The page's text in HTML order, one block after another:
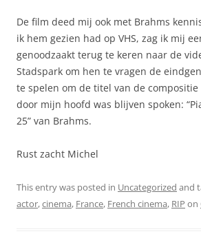
De film deed mij ook met Brahms
ik hem gezien had op VHS, zag ik mij
genoodzaakt terug te keren naar de
Stadspark om hen te vragen de
te spelen om de titel van de
door mijn hoofd was blijven spoken:
25” van Brahms.
Rust zacht Michel
This entry was posted in Uncategorized and
actor,cinema, France, French cinema, RIP on